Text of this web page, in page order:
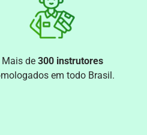
Mais de 300 instrutores
em todo Brasil.